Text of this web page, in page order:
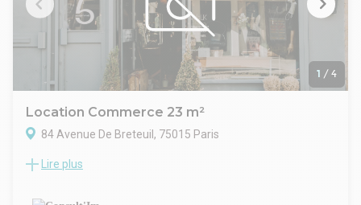
Disponibilité : Immédiate
1 / 4
Location Commerce 23 m²
84 Avenue De Breteuil, 75015 Paris
DESCRIPTION
CARACTERISTIQUES DE L'OFFRE
Lire plus